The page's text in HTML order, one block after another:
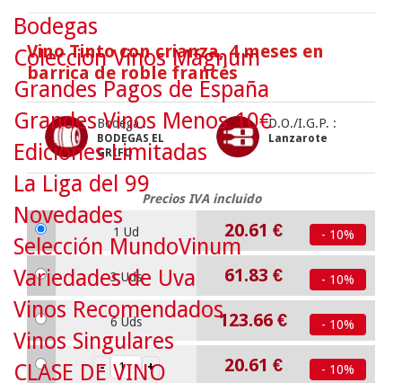
Vino Tinto con crianza, 4 meses en
barrica de roble francés
Bodega :
BODEGAS EL
GRIFO
D.O./I.G.P. :
Lanzarote
Precios IVA incluido
1 Ud 20.61 € - 10%
3 Uds 61.83 € - 10%
6 Uds 123.66 € - 10%
20.61 € - 10%
Bodegas
Colección Vinos Mágnum
Grandes Pagos de España
Grandes Vinos Menos 10€
Ediciones Limitadas
La Liga del 99
Novedades
Selección MundoVinum
Variedades de Uva
Vinos Recomendados
Vinos Singulares
CLASE DE VINO